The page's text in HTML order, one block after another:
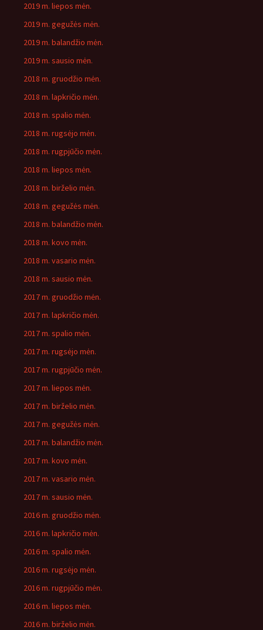
2019 m. liepos mėn.
2019 m. gegužės mėn.
2019 m. balandžio mėn.
2019 m. sausio mėn.
2018 m. gruodžio mėn.
2018 m. lapkričio mėn.
2018 m. spalio mėn.
2018 m. rugsėjo mėn.
2018 m. rugpjūčio mėn.
2018 m. liepos mėn.
2018 m. birželio mėn.
2018 m. gegužės mėn.
2018 m. balandžio mėn.
2018 m. kovo mėn.
2018 m. vasario mėn.
2018 m. sausio mėn.
2017 m. gruodžio mėn.
2017 m. lapkričio mėn.
2017 m. spalio mėn.
2017 m. rugsėjo mėn.
2017 m. rugpjūčio mėn.
2017 m. liepos mėn.
2017 m. birželio mėn.
2017 m. gegužės mėn.
2017 m. balandžio mėn.
2017 m. kovo mėn.
2017 m. vasario mėn.
2017 m. sausio mėn.
2016 m. gruodžio mėn.
2016 m. lapkričio mėn.
2016 m. spalio mėn.
2016 m. rugsėjo mėn.
2016 m. rugpjūčio mėn.
2016 m. liepos mėn.
2016 m. birželio mėn.